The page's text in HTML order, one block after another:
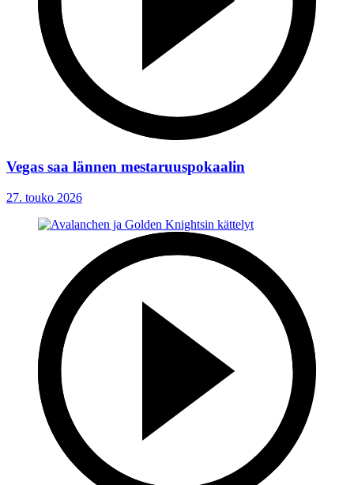
Vegas saa lännen mestaruuspokaalin
27. touko 2026